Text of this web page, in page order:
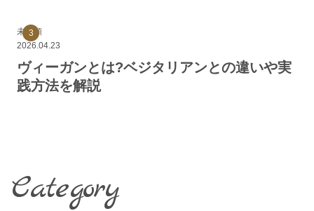
未分類
2026.04.23
ヴィーガンとは?ベジタリアンとの違いや実
践方法を解説
Category